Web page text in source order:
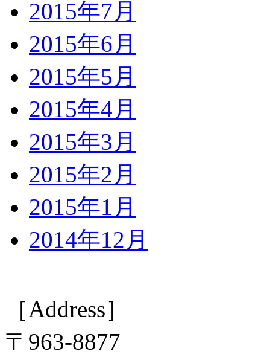
2015年7月
2015年6月
2015年5月
2015年4月
2015年3月
2015年2月
2015年1月
2014年12月
［Address］
〒963-8877